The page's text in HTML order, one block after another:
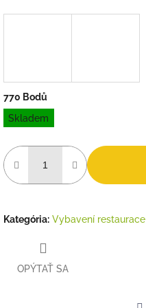
770 Bodů
Jednotková
cena:
Skladem
Kategória: Vybavení restaurace
OPÝTAŤ SA